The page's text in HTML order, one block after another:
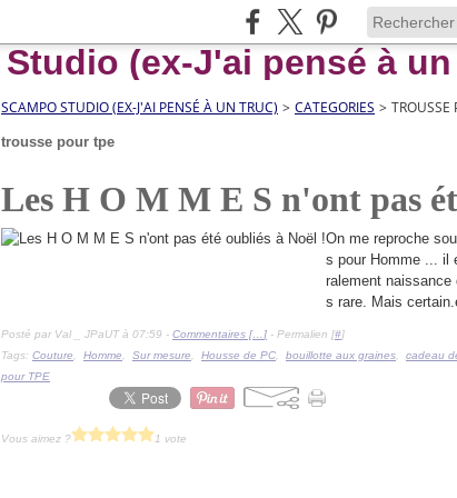
SCAMPO STUDIO (EX-J'AI PENSÉ À UN TRUC) > CATEGORIES > TROUSSE
trousse pour tpe
Les H O M M E S n'ont pas
On me reproche
s pour Homme ... il
ralement
s rare. Mais
Posté par Val _ JPaUT à 07:59 - Commentaires [… ] - Permalien [#]
Tags: Couture Homme Sur mesure Housse de PC bouillotte aux graines cadeau
pour TPE
Vous aimez ? 1 vote